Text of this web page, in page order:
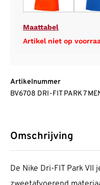
Maattabel
Artikel niet op
Artikelnummer
BV6708 DRI-FIT PARK 7
Omschrijving
De Nike Dri-FIT Park VII